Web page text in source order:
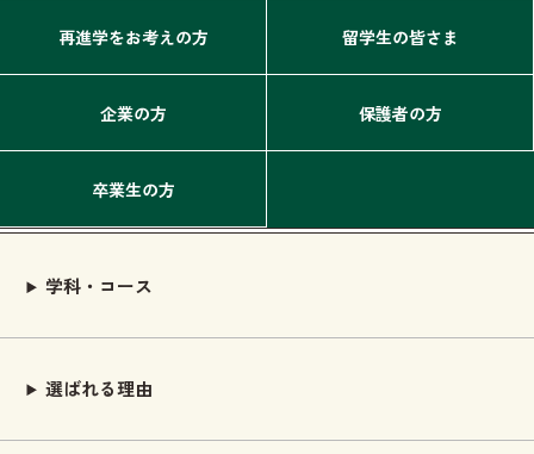
再進学をお考えの方 留学生の皆さま
企業の方 保護者の方
卒業生の方
学科・コース
選ばれる理由